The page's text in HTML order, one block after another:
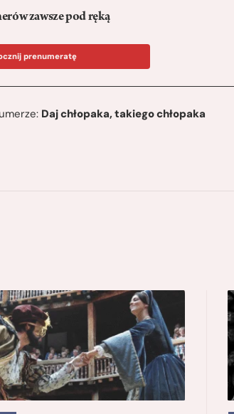
zawsze pod ręką
prenumeratę
Daj chłopaka, takiego chłopaka